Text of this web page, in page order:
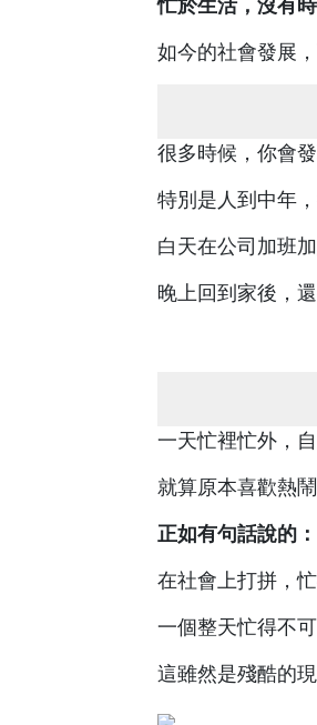
忙於生活，沒有
如今的社會發展
很多時候，你會
特別是人到中年
白天在公司加班
晚上回到家後，
一天忙裡忙外，
就算原本喜歡熱
正如有句話說的
在社會上打拼，
一個整天忙得不
這雖然是殘酷的